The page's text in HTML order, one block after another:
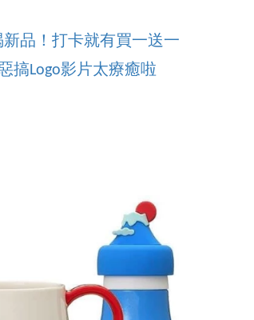
新品！打卡就有買一送一
搞Logo影片太療癒啦